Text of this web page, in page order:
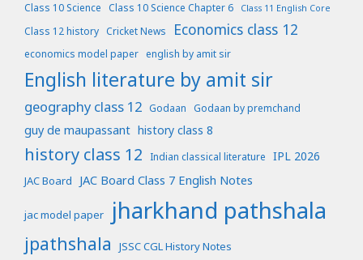
Class 10 Science Class 10 Science Chapter 6 Class 11 English Core
Class 12 history Cricket News Economics class 12
economics model paper english by amit sir
English literature by amit sir
geography class 12 Godaan Godaan by premchand
guy de maupassant history class 8
history class 12 Indian classical literature IPL 2026
JAC Board JAC Board Class 7 English Notes
jac model paper jharkhand pathshala
jpathshala JSSC CGL History Notes